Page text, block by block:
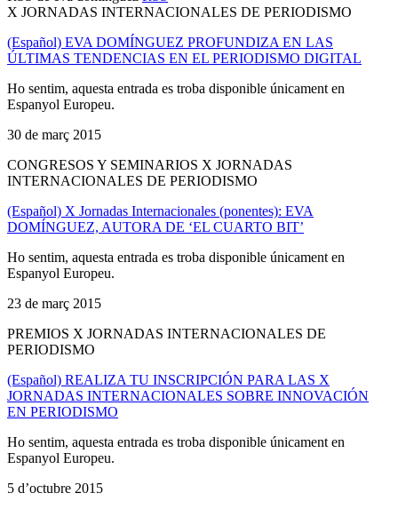
X JORNADAS INTERNACIONALES DE PERIODISMO
(Español) EVA DOMÍNGUEZ PROFUNDIZA EN LAS
ÚLTIMAS TENDENCIAS EN EL PERIODISMO DIGITAL
Ho sentim, aquesta entrada es troba disponible únicament en
Espanyol Europeu.
30 de març 2015
CONGRESOS Y SEMINARIOS X JORNADAS
INTERNACIONALES DE PERIODISMO
(Español) X Jornadas Internacionales (ponentes): EVA
DOMÍNGUEZ, AUTORA DE ‘EL CUARTO BIT’
Ho sentim, aquesta entrada es troba disponible únicament en
Espanyol Europeu.
23 de març 2015
PREMIOS X JORNADAS INTERNACIONALES DE
PERIODISMO
(Español) REALIZA TU INSCRIPCIÓN PARA LAS X
JORNADAS INTERNACIONALES SOBRE INNOVACIÓN
EN PERIODISMO
Ho sentim, aquesta entrada es troba disponible únicament en
Espanyol Europeu.
5 d’octubre 2015